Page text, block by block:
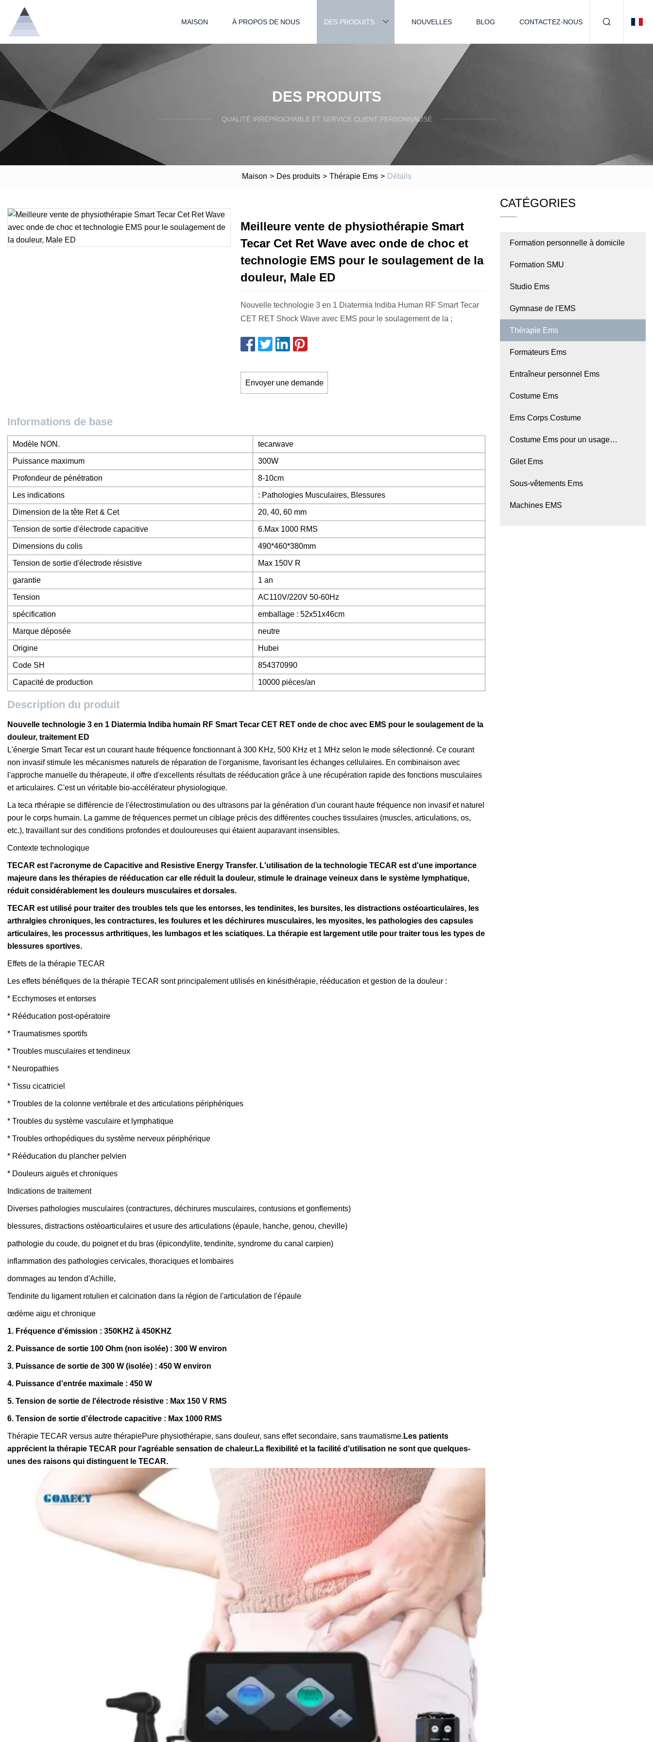
MAISON À PROPOS DE NOUS DES PRODUITS NOUVELLES BLOG CONTACTEZ-NOUS
DES PRODUITS
QUALITÉ IRRÉPROCHABLE ET SERVICE CLIENT PERSONNALISÉ
Maison > Des produits > Thérapie Ems > Détails
Meilleure vente de physiothérapie Smart
Tecar Cet Ret Wave avec onde de choc et
technologie EMS pour le soulagement de la
douleur, Male ED
Nouvelle technologie 3 en 1 Diatermia Indiba Human RF Smart Tecar
CET RET Shock Wave avec EMS pour le soulagement de la ;
Envoyer une demande
Informations de base
Modèle NON. tecarwave
Puissance maximum 300W
Profondeur de pénétration 8-10cm
Les indications : Pathologies Musculaires, Blessures
Dimension de la tête Ret & Cet 20, 40, 60 mm
Tension de sortie d'électrode capacitive 6.Max 1000 RMS
Dimensions du colis 490*460*380mm
Tension de sortie d'électrode résistive Max 150V R
garantie 1 an
Tension AC110V/220V 50-60Hz
spécification emballage : 52x51x46cm
Marque déposée neutre
Origine Hubei
Code SH 854370990
Capacité de production 10000 pièces/an
Description du produit
Nouvelle technologie 3 en 1 Diatermia Indiba humain RF Smart Tecar CET RET onde de choc avec EMS pour le soulagement de la
douleur, traitement ED
L'énergie Smart Tecar est un courant haute fréquence fonctionnant à 300 KHz, 500 KHz et 1 MHz selon le mode sélectionné. Ce courant
non invasif stimule les mécanismes naturels de réparation de l'organisme, favorisant les échanges cellulaires. En combinaison avec
l'approche manuelle du thérapeute, il offre d'excellents résultats de rééducation grâce à une récupération rapide des fonctions musculaires
et articulaires. C'est un véritable bio-accélérateur physiologique.
La teca rthérapie se différencie de l'électrostimulation ou des ultrasons par la génération d'un courant haute fréquence non invasif et naturel
pour le corps humain. La gamme de fréquences permet un ciblage précis des différentes couches tissulaires (muscles, articulations, os,
etc.), travaillant sur des conditions profondes et douloureuses qui étaient auparavant insensibles.
Contexte technologique
TECAR est l'acronyme de Capacitive and Resistive Energy Transfer. L'utilisation de la technologie TECAR est d'une importance
majeure dans les thérapies de rééducation car elle réduit la douleur, stimule le drainage veineux dans le système lymphatique,
réduit considérablement les douleurs musculaires et dorsales.
TECAR est utilisé pour traiter des troubles tels que les entorses, les tendinites, les bursites, les distractions ostéoarticulaires, les
arthralgies chroniques, les contractures, les foulures et les déchirures musculaires, les myosites, les pathologies des capsules
articulaires, les processus arthritiques, les lumbagos et les sciatiques. La thérapie est largement utile pour traiter tous les types de
blessures sportives.
Effets de la thérapie TECAR
Les effets bénéfiques de la thérapie TECAR sont principalement utilisés en kinésithérapie, rééducation et gestion de la douleur :
* Ecchymoses et entorses
* Rééducation post-opératoire
* Traumatismes sportifs
* Troubles musculaires et tendineux
* Neuropathies
* Tissu cicatriciel
* Troubles de la colonne vertébrale et des articulations périphériques
* Troubles du système vasculaire et lymphatique
* Troubles orthopédiques du système nerveux périphérique
* Rééducation du plancher pelvien
* Douleurs aiguës et chroniques
Indications de traitement
Diverses pathologies musculaires (contractures, déchirures musculaires, contusions et gonflements)
blessures, distractions ostéoarticulaires et usure des articulations (épaule, hanche, genou, cheville)
pathologie du coude, du poignet et du bras (épicondylite, tendinite, syndrome du canal carpien)
inflammation des pathologies cervicales, thoraciques et lombaires
dommages au tendon d'Achille,
Tendinite du ligament rotulien et calcination dans la région de l'articulation de l'épaule
œdème aigu et chronique
1. Fréquence d'émission : 350KHZ à 450KHZ
2. Puissance de sortie 100 Ohm (non isolée) : 300 W environ
3. Puissance de sortie de 300 W (isolée) : 450 W environ
4. Puissance d'entrée maximale : 450 W
5. Tension de sortie de l'électrode résistive : Max 150 V RMS
6. Tension de sortie d'électrode capacitive : Max 1000 RMS
Thérapie TECAR versus autre thérapiePure physiothérapie, sans douleur, sans effet secondaire, sans traumatisme. Les patients
apprécient la thérapie TECAR pour l'agréable sensation de chaleur.La flexibilité et la facilité d'utilisation ne sont que quelques-
unes des raisons qui distinguent le TECAR.
CATÉGORIES
Formation personnelle à domicile
Formation SMU
Studio Ems
Gymnase de l'EMS
Thérapie Ems
Formateurs Ems
Entraîneur personnel Ems
Costume Ems
Ems Corps Costume
Costume Ems pour un usage
domestique
Gilet Ems
Sous-vêtements Ems
Machines EMS